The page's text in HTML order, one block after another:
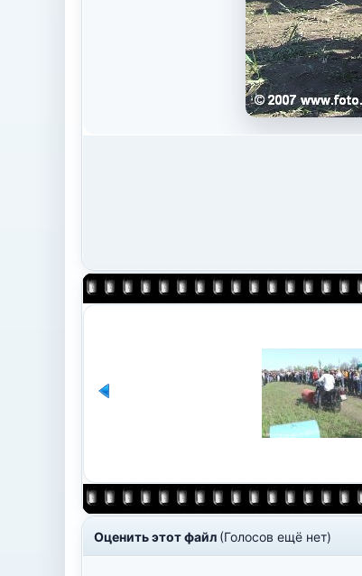
Оценить этот файл (Голосов ещё нет)